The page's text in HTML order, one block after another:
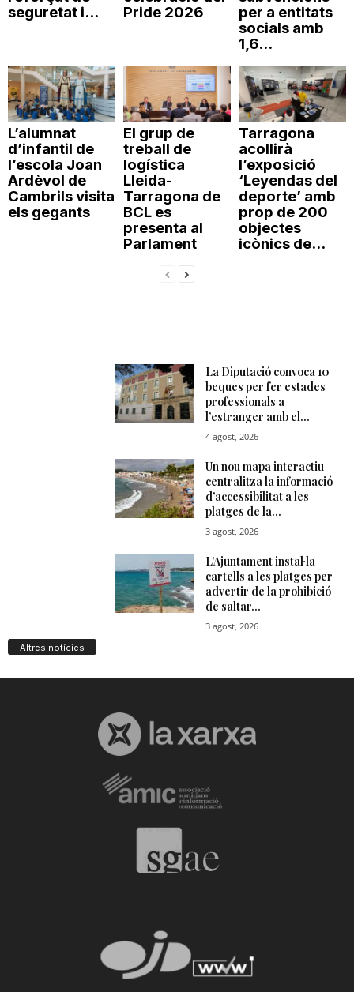
seguretat i...
Pride 2026
per a entitats
socials amb
1,6...
L’alumnat
d’infantil de
l’escola Joan
Ardèvol de
Cambrils visita
els gegants
El grup de
treball de
logística
Lleida-
Tarragona de
BCL es
presenta al
Parlament
Tarragona
acollirà
l’exposició
‘Leyendas del
deporte’ amb
prop de 200
objectes
icònics de...
Altres notícies